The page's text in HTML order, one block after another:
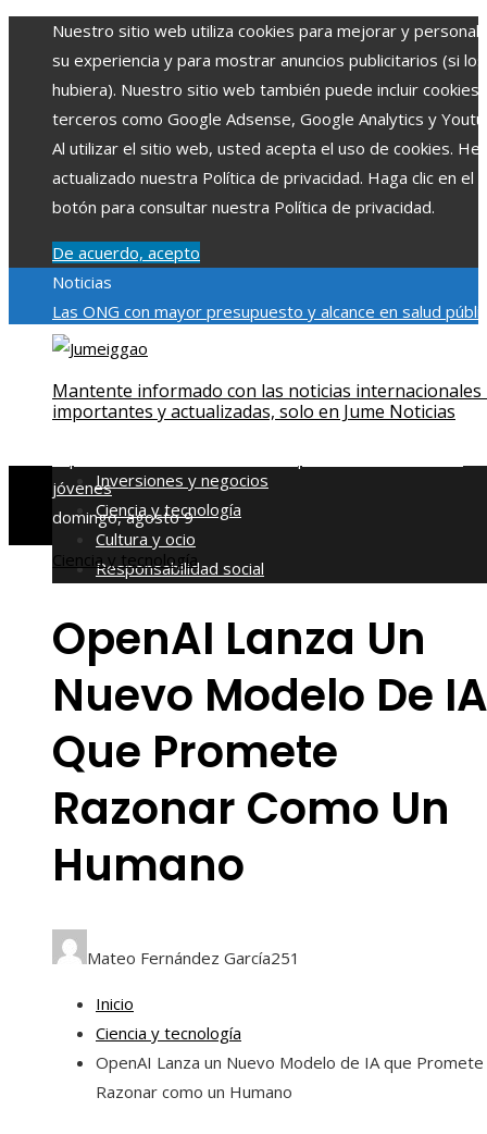
Nuestro sitio web utiliza cookies para mejorar y
su experiencia y para mostrar anuncios publicitarios (si los
hubiera). Nuestro sitio web también puede incluir cookies
terceros como Google Adsense, Google Analytics y
Al utilizar el sitio web, usted acepta el uso de cookies.
actualizado nuestra Política de privacidad. Haga clic en el
botón para consultar nuestra Política de privacidad.
De acuerdo, acepto
Noticias
Las ONG con mayor presupuesto y alcance en salud
educaciónImpacto económico y social de la estacionalidad
impacto en la regulación bancariaCómo la RSE impulsa el
desarrollo social y ambiental en comunidades chilenas
jóvenes
domingo, agosto 9
Mantente informado con las noticias internacionales
importantes y actualizadas, solo en Jume Noticias
Inversiones y negocios
Ciencia y tecnología
Cultura y ocio
Responsabilidad social
Ciencia y tecnología
OpenAI Lanza Un
Nuevo Modelo De IA
Que Promete
Razonar Como Un
Humano
Mateo Fernández García251
Inicio
Ciencia y tecnología
OpenAI Lanza un Nuevo Modelo de IA que Promete
Razonar como un Humano